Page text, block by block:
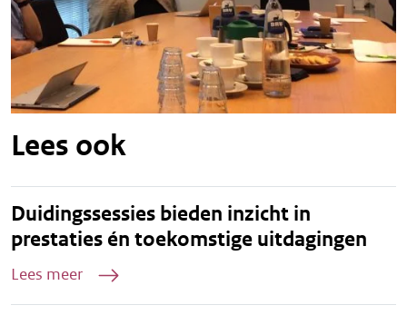
Lees ook
Duidingssessies bieden inzicht in
prestaties én toekomstige uitdagingen
Lees meer